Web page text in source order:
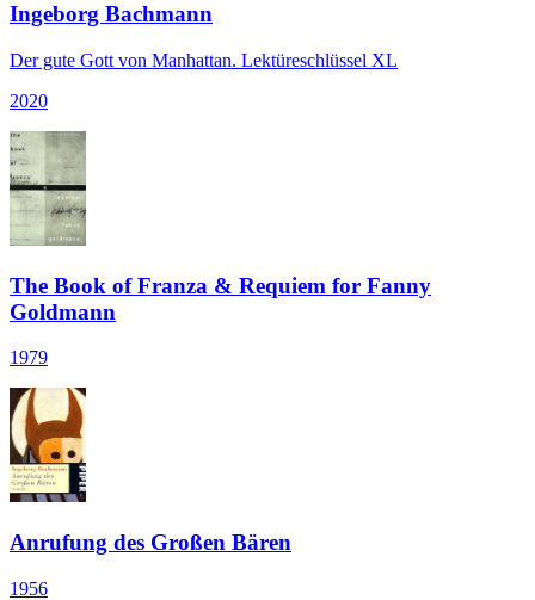
Ingeborg Bachmann
Der gute Gott von Manhattan. Lektüreschlüssel XL
2020
The Book of Franza & Requiem for Fanny
Goldmann
1979
Anrufung des Großen Bären
1956